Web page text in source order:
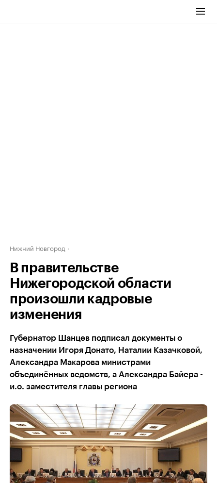
Нижний Новгород
В правительстве
Нижегородской области
произошли кадровые
изменения
Губернатор Шанцев подписал документы о
назначении Игоря Донато, Наталии Казачковой,
Александра Макарова министрами
объединённых ведомств, а Александра Байера -
и.о. заместителя главы региона